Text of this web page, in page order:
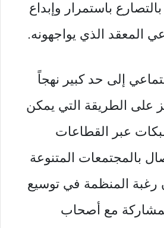
باستمرار وإبداع
المعقد الذي يواجهونه.
إلى حد كبير نهجاً
على الطريقة التي يمكن
عبر القطاعات
بالمجتمعات المتنوعة
رغبة المنظمة في توسيع
مع أصحاب